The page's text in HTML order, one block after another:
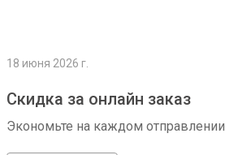
18 июня 2026 г.
Скидка за онлайн заказ
Экономьте на каждом отправлении